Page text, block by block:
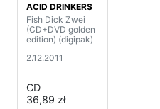
ACID DRINKERS
Fish Dick Zwei
(CD+DVD golden
edition) (digipak)
2.12.2011
CD
36,89 zł